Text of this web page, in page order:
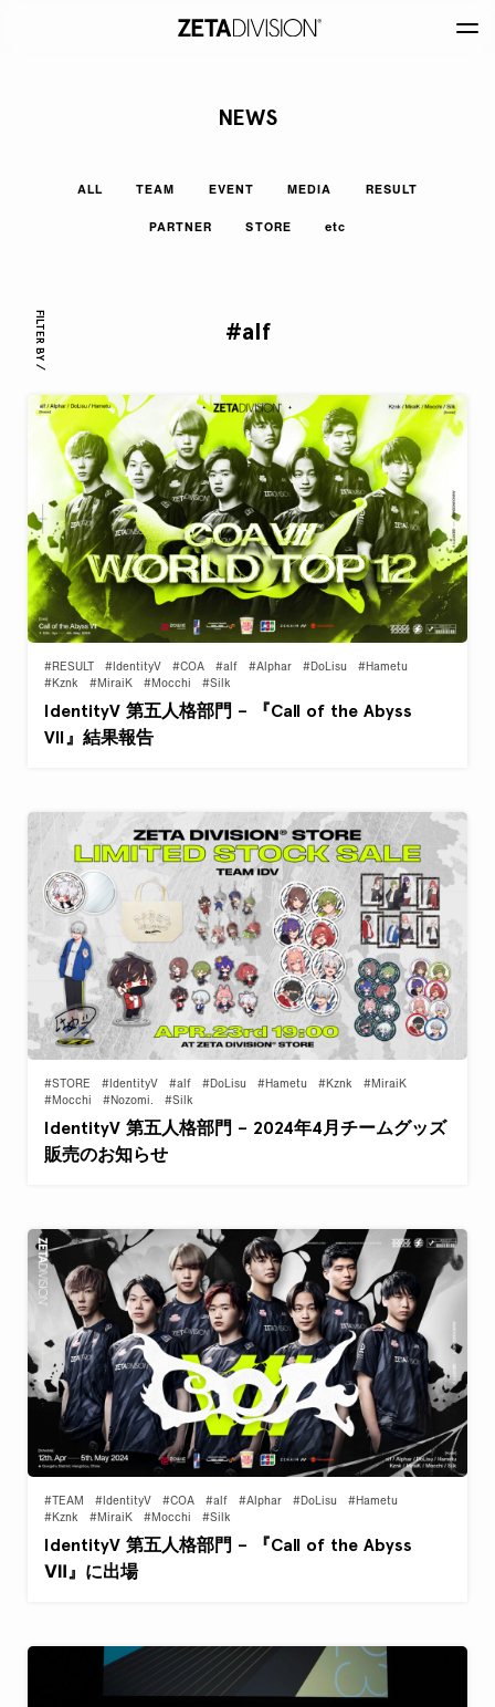
NEWS
ALL TEAM EVENT MEDIA RESULT
PARTNER STORE etc
FILTER BY / #alf
#RESULT #IdentityV #COA #alf #Alphar #DoLisu
#Hametu
#Kznk
#MiraiK #Mocchi #Silk
IdentityV 第五人格部門 – 『Call of the Abyss
VII』結果報告
#STORE #IdentityV #alf #DoLisu #Hametu #Kznk
#MiraiK
#Mocchi
#Nozomi. #Silk
IdentityV 第五人格部門 – 2024年4月チームグッズ
販売のお知らせ
#TEAM #IdentityV #COA #alf #Alphar #DoLisu
#Hametu
#Kznk
#MiraiK #Mocchi #Silk
IdentityV 第五人格部門 – 『Call of the Abyss
Ⅶ』に出場